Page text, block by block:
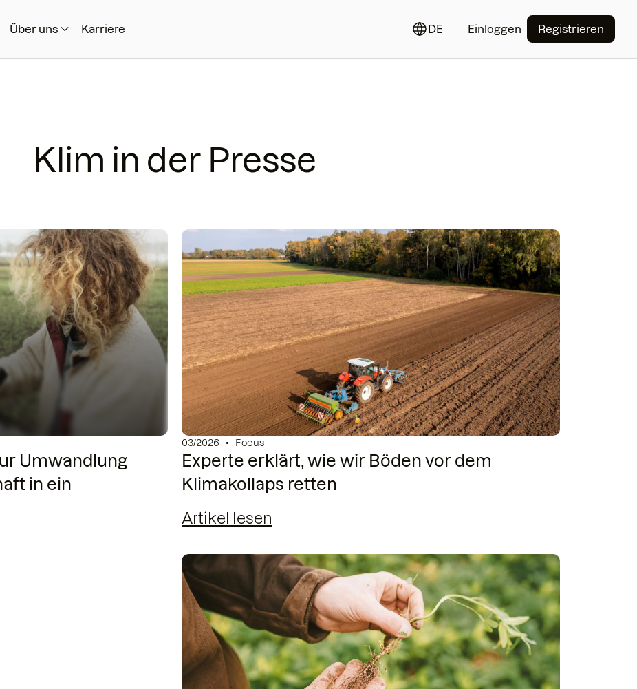
Über uns Karriere DE Einloggen Registrieren
Klim in der Presse
Umwandlung
in ein
03/2026 Focus
Experte erklärt, wie wir Böden vor dem
Klimakollaps retten
Artikel lesen